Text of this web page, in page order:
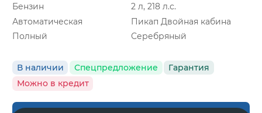
Бензин
2 л, 218 л.с.
Автоматическая
Пикап Двойная кабина
Полный
Серебряный
В наличии Спецпредложение
Гарантия
Можно в кредит